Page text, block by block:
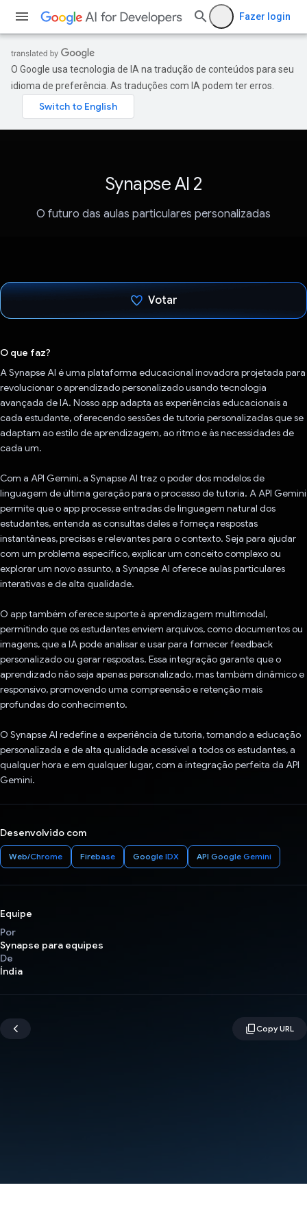
Fazer login
O Google usa tecnologia de IA na tradução de conteúdos para seu
idioma de preferência. As traduções com IA podem ter erros.
Synapse AI 2
O futuro das aulas particulares personalizadas
Votar
O que faz?
A Synapse AI é uma plataforma educacional inovadora projetada para
revolucionar o aprendizado personalizado usando tecnologia
avançada de IA. Nosso app adapta as experiências educacionais a
cada estudante, oferecendo sessões de tutoria personalizadas que se
adaptam ao estilo de aprendizagem, ao ritmo e às necessidades de
cada um.
Com a API Gemini, a Synapse AI traz o poder dos modelos de
linguagem de última geração para o processo de tutoria. A API Gemini
permite que o app processe entradas de linguagem natural dos
estudantes, entenda as consultas deles e forneça respostas
instantâneas, precisas e relevantes para o contexto. Seja para ajudar
com um problema específico, explicar um conceito complexo ou
explorar um novo assunto, a Synapse AI oferece aulas particulares
interativas e de alta qualidade.
O app também oferece suporte à aprendizagem multimodal,
permitindo que os estudantes enviem arquivos, como documentos ou
imagens, que a IA pode analisar e usar para fornecer feedback
personalizado ou gerar respostas. Essa integração garante que o
aprendizado não seja apenas personalizado, mas também dinâmico e
responsivo, promovendo uma compreensão e retenção mais
profundas do conhecimento.
O Synapse AI redefine a experiência de tutoria, tornando a educação
personalizada e de alta qualidade acessível a todos os estudantes, a
qualquer hora e em qualquer lugar, com a integração perfeita da API
Gemini.
Desenvolvido com
Web/Chrome Firebase Google IDX API Google Gemini
Equipe
Por
Synapse para equipes
De
Índia